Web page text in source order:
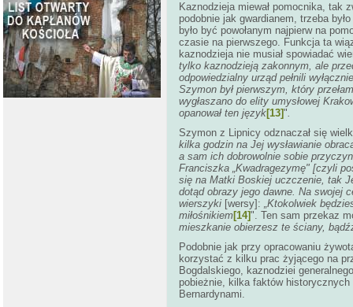
Kaznodzieja miewał pomocnika, tak
podobnie jak gwardianem, trzeba
było być powołanym najpierw na
czasie na pierwszego. Funkcja ta
kaznodzieja nie musiał spowiadać
tylko kaznodzieją zakonnym, ale
odpowiedzialny urząd pełnili
Szymon był pierwszym, który
wygłaszano do elity umysłowej
opanował ten język[13]".
Szymon z Lipnicy odznaczał się
kilka godzin na Jej wysławianie
a sam ich dobrowolnie sobie
Franciszka „Kwadragezymę" [czyli
się na Matki Boskiej uczczenie, tak
dotąd obrazy jego dawne. Na swojej
wierszyki [wersy]: „Ktokolwiek
miłośnikiem[14]". Ten sam przekaz
mieszkanie obierzesz te ściany,
Podobnie jak przy opracowaniu
korzystać z kilku prac żyjącego na
Bogdalskiego, kaznodziei
pobieżnie, kilka faktów
Bernardynami.